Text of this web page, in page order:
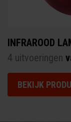
INFRAROOD
4 uitvoeringen
BEKIJK